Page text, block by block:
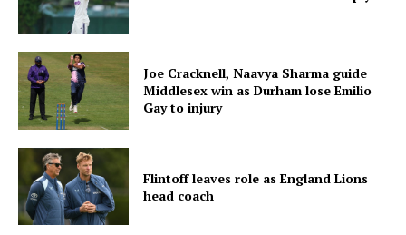
Joe Cracknell, Naavya Sharma guide
Middlesex win as Durham lose Emilio
Gay to injury
Flintoff leaves role as England Lions
head coach